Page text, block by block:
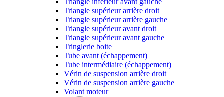
Triangle inférieur avant gauche
Triangle supérieur arrière droit
Triangle supérieur arrière gauche
Triangle supérieur avant droit
Triangle supérieur avant gauche
Tringlerie boite
Tube avant (échappement)
Tube intermédiaire (échappement)
Vérin de suspension arrière droit
Vérin de suspension arrière gauche
Volant moteur